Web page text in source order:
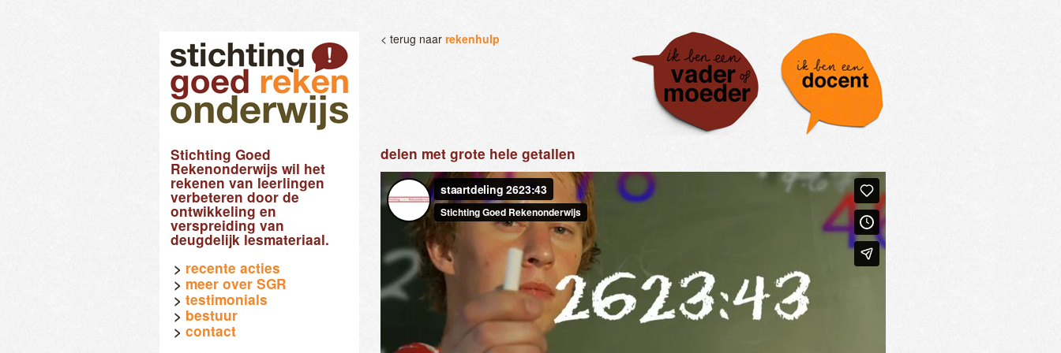
< terug naar rekenhulp
delen met grote hele getallen
Stichting Goed
Rekenonderwijs wil het
rekenen van leerlingen
verbeteren door de
ontwikkeling en
verspreiding van
deugdelijk lesmateriaal.
recente acties
meer over SGR
testimonials
bestuur
contact